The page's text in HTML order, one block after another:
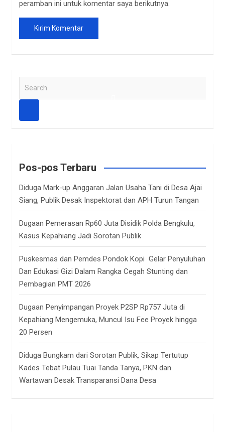
peramban ini untuk komentar saya berikutnya.
r
Pos-pos Terbaru
Diduga Mark-up Anggaran Jalan Usaha Tani di Desa Ajai
Siang, Publik Desak Inspektorat dan APH Turun Tangan
Dugaan Pemerasan Rp60 Juta Disidik Polda Bengkulu,
Kasus Kepahiang Jadi Sorotan Publik
Puskesmas dan Pemdes Pondok Kopi Gelar Penyuluhan
Dan Edukasi Gizi Dalam Rangka Cegah Stunting dan
Pembagian PMT 2026
Dugaan Penyimpangan Proyek P2SP Rp757 Juta di
Kepahiang Mengemuka, Muncul Isu Fee Proyek hingga
20 Persen
Diduga Bungkam dari Sorotan Publik, Sikap Tertutup
Kades Tebat Pulau Tuai Tanda Tanya, PKN dan
Wartawan Desak Transparansi Dana Desa